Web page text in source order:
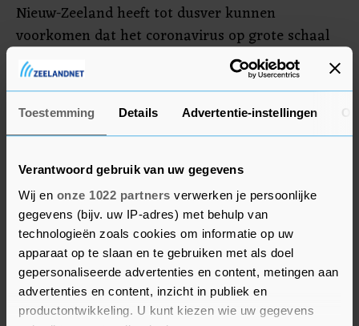
Toestemming Details Advertentie-instellingen
Verantwoord gebruik van uw gegevens
Wij en onze 1022 partners verwerken je persoonlijke
gegevens (bijv. uw IP-adres) met behulp van
technologieën zoals cookies om informatie op uw
apparaat op te slaan en te gebruiken met als doel
gepersonaliseerde advertenties en content, metingen aan
advertenties en content, inzicht in publiek en
productontwikkeling. U kunt kiezen wie uw gegevens
Nieuw-Zeeland heeft tot dusver kunnen
voorkomen dat het coronavirus op grote schaal
om zich heen grijpt. Er zijn minder dan 30
sterfgevallen gemeld op een bevolking van circa
5 miljoen mensen. Minister Hipkins liet weten dat
wordt gekozen voor een nog strenger grensbeleid
langs onze grens komt".